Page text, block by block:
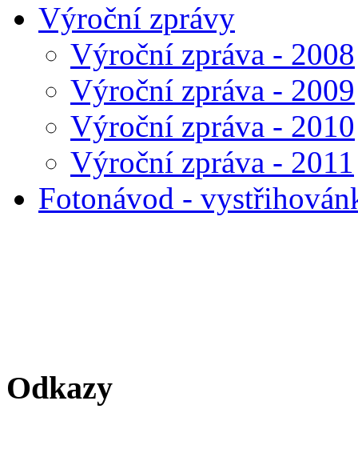
Výroční zprávy
Výroční zpráva - 2008
Výroční zpráva - 2009
Výroční zpráva - 2010
Výroční zpráva - 2011
Fotonávod -
Odkazy